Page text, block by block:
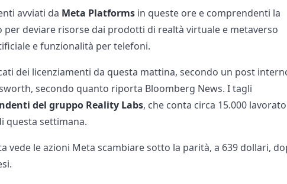
avviati da Meta Platforms in queste ore e comprendenti la
per deviare risorse dai prodotti di realtà virtuale e metaverso
e funzionalità per telefoni.
dei licenziamenti da questa mattina, secondo un post
secondo quanto riporta Bloomberg News. I tagli
del gruppo Reality Labs, che conta circa 15.000
questa settimana.
vede le azioni Meta scambiare sotto la parità, a 639 dollari,